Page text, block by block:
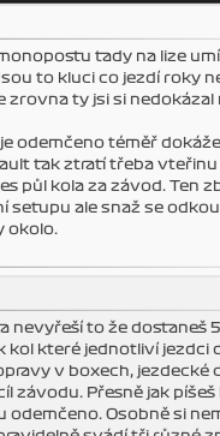
tady na lize
to kluci co jezdí roky
zrovna ty jsi si
odemčeno téměř
tak ztratí třeba
půl kola za závod. Ten
setupu ale snaž se
okolo.
to že dostaneš
které jednotliví jezdci
v boxech, jezdecké
závodu. Přesně jak píšeš
Osobně si